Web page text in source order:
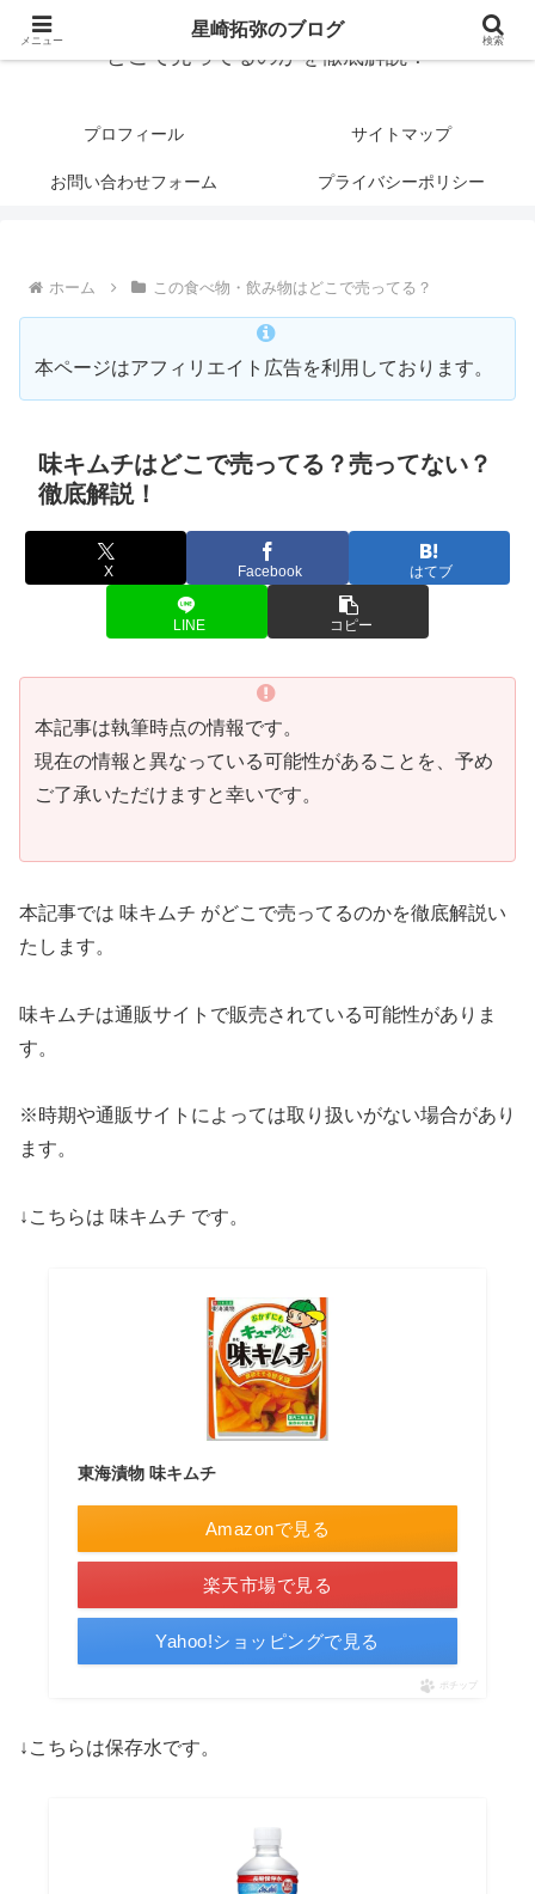
どこで売ってるのかを徹底解説！
プロフィール サイトマップ
お問い合わせフォーム プライバシーポリシー
ホーム この食べ物・飲み物はどこで売ってる？
本ページはアフィリエイト広告を利用しております。
味キムチはどこで売ってる？売ってない？
徹底解説！
X Facebook はてブ
LINE コピー
本記事は執筆時点の情報です。
現在の情報と異なっている可能性があることを、予め
ご了承いただけますと幸いです。
本記事では 味キムチ がどこで売ってるのかを徹底解説い
たします。
味キムチは通販サイトで販売されている可能性がありま
す。
※時期や通販サイトによっては取り扱いがない場合があり
ます。
↓こちらは 味キムチ です。
東海漬物 味キムチ
Amazonで見る
楽天市場で見る
Yahoo!ショッピングで見る
ポチップ
↓こちらは保存水です。
メニュー
星崎拓弥のブログ
検索